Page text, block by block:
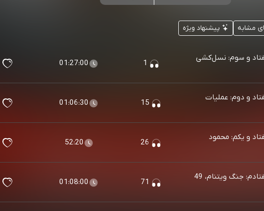
مشابه پیشنهاد ویژه
و سوم: نسل‌کشی
01:27:00
و دوم: عملیات
01:06:30
و یکم: محمود
52:20
اپیزود دویست و هفتادم: جنگ ویتنام، 49
01:08:00